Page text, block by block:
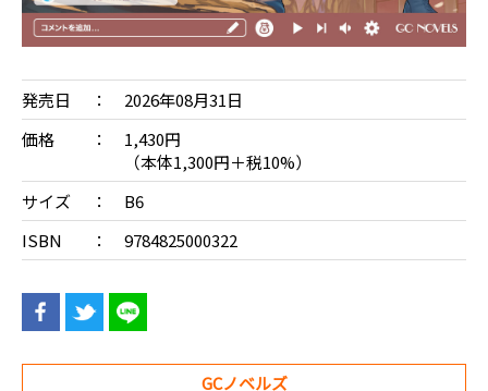
発売日
2026年08月31日
価格
1,430円
（本体1,300円＋税10%）
サイズ
B6
ISBN
9784825000322
GCノベルズ